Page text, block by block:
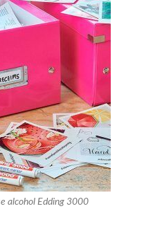
alcohol Edding 3000